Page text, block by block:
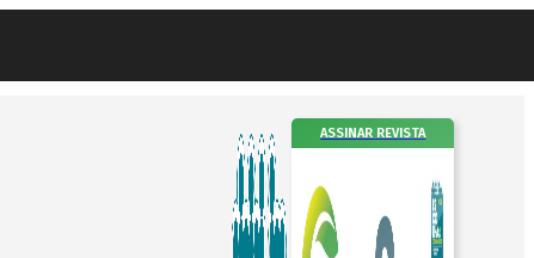
ASSINAR REVISTA